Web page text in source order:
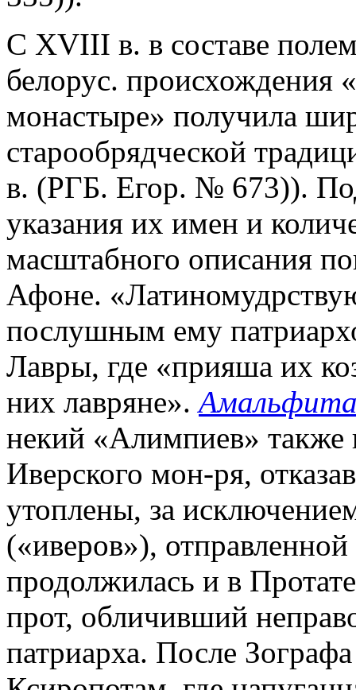
С XVIII в. в составе
белорус. происхождения
монастыре» получила
старообрядческой
в. (РГБ. Егор. № 673)).
указания их имен и
масштабного описания
Афоне.
послушным ему
Лавры, где «прияша их
них лавряне».
некий «Алимпиев»
Иверского мон-ря,
утоплены, за
(«иверов»),
продолжилась и в
прот, обличивший
патриарха. После